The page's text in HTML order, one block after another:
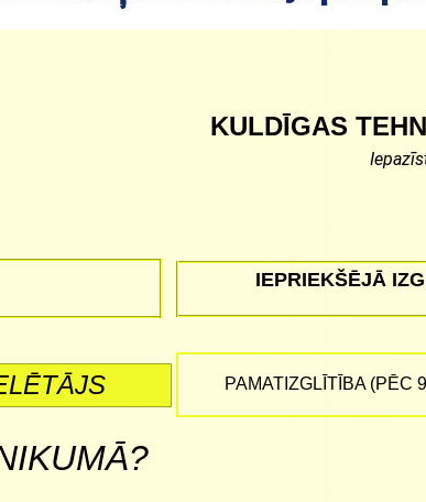
KULDĪGAS
IEPRIEKŠĒJĀ
PAMATIZGLĪTĪBA (PĒC